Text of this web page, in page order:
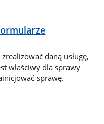
daną usługę,
właściwy dla sprawy
sprawę.